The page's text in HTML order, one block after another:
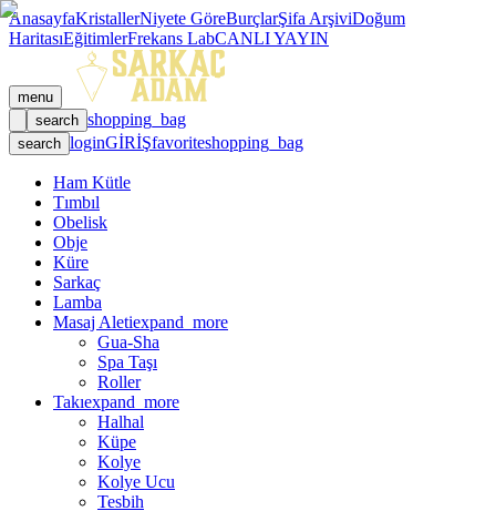
AnasayfaKristallerNiyete GöreBurçlarŞifa ArşiviDoğum
HaritasıEğitimlerFrekans LabCANLI YAYIN
menu
search shopping_bag
search loginGİRİŞfavoriteshopping_bag
Ham Kütle
Tımbıl
Obelisk
Obje
Küre
Sarkaç
Lamba
Masaj Aletiexpand_more
Gua-Sha
Spa Taşı
Roller
Takıexpand_more
Halhal
Küpe
Kolye
Kolye Ucu
Tesbih